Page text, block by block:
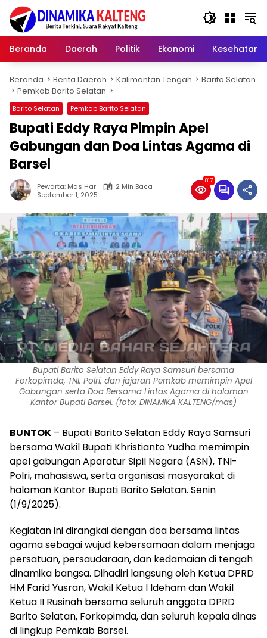
Langsung
konten
Beranda
Daerah Politik Ekonomi Kesehatan
Beranda Berita Daerah Kalimantan Tengah
Barito Selatan
Pemkab Barito Selatan
Barito Selatan Pemkab Barito Selatan
Bupati Eddy Raya Pimpin Apel
Gabungan dan Doa Lintas Agama di
Barsel
Pewarta: Mas Har
2 Min Baca
September 1, 2025
817
Bupati Barito Selatan Eddy Raya Samsuri bersama
Forkopimda, TNI, Polri, dan jajaran Pemkab memimpin Apel
Gabungan serta Doa Bersama Lintas Agama di halaman
Kantor Bupati Barsel. (foto: DINAMIKA KALTENG/mas)
BUNTOK – Bupati Barito Selatan Eddy Raya Samsuri
bersama Wakil Bupati Khristianto Yudha memimpin
apel gabungan Aparatur Sipil Negara (ASN), TNI-
Polri, mahasiswa, serta organisasi masyarakat di
halaman Kantor Bupati Barito Selatan. Senin
(1/9/2025).
Kegiatan ini dirangkai dengan doa bersama lintas
agama sebagai wujud kebersamaan dalam menjaga
persatuan, persaudaraan, dan kedamaian di tengah
dinamika bangsa. Dihadiri langsung oleh Ketua DPRD
HM Farid Yusran, Wakil Ketua I Ideham dan Wakil
Ketua II Rusinah bersama seluruh anggota DPRD
Barito Selatan, Forkopimda, dan seluruh kepala dinas
di lingkup Pemkab Barsel.